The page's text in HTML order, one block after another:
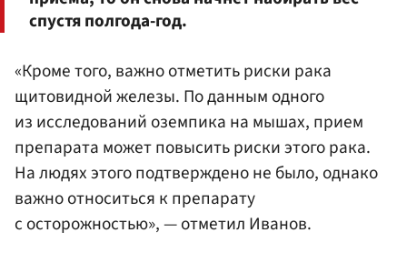
спустя полгода-год.
«Кроме того, важно отметить риски рака
щитовидной железы. По данным одного
из исследований оземпика на мышах, прием
препарата может повысить риски этого рака.
На людях этого подтверждено не было, однако
важно относиться к препарату
с осторожностью», — отметил Иванов.